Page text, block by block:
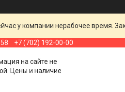
у компании нерабочее время.
+7 (702) 192-00-00
на сайте не
Цены и наличие